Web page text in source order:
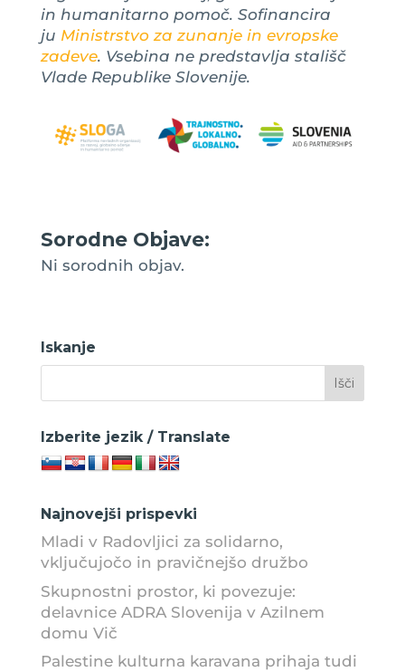
in humanitarno pomoč. Sofinancira
ju Ministrstvo za zunanje in evropske
zadeve. Vsebina ne predstavlja stališč
Vlade Republike Slovenije.
Sorodne Objave:
Ni sorodnih objav.
Iskanje
Izberite jezik / Translate
Najnovejši prispevki
Mladi v Radovljici za solidarno,
vključujočo in pravičnejšo družbo
Skupnostni prostor, ki povezuje:
delavnice ADRA Slovenija v Azilnem
domu Vič
Palestine kulturna karavana prihaja tudi